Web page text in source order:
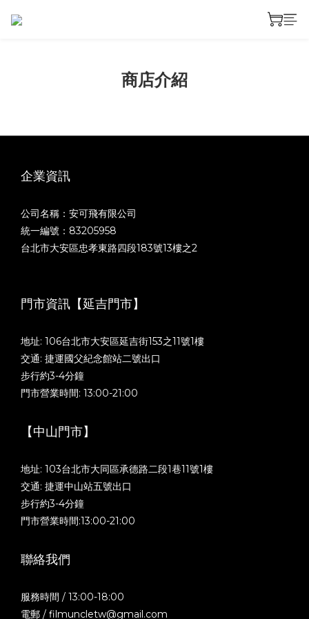
商店介紹
企業資訊
公司名稱：安可飛有限公司
統一編號：83205958
台北市大安區忠孝東路四段183號13樓之2
門市資訊【延吉門市】
地址: 106台北市大安區延吉街153之11號1樓
交通: 捷運國父紀念館站二號出口
步行約3-4分鐘
門市營業時間: 13:00-21:00
【中山門市】
地址: 103台北市大同區承德路二段1巷11號1樓
交通: 捷運中山站五號出口
步行約3-4分鐘
門市營業時間:13:00-21:00
聯絡我們
服務時間 / 13:00-18:00
電郵 / filmuncletw@gmail.com